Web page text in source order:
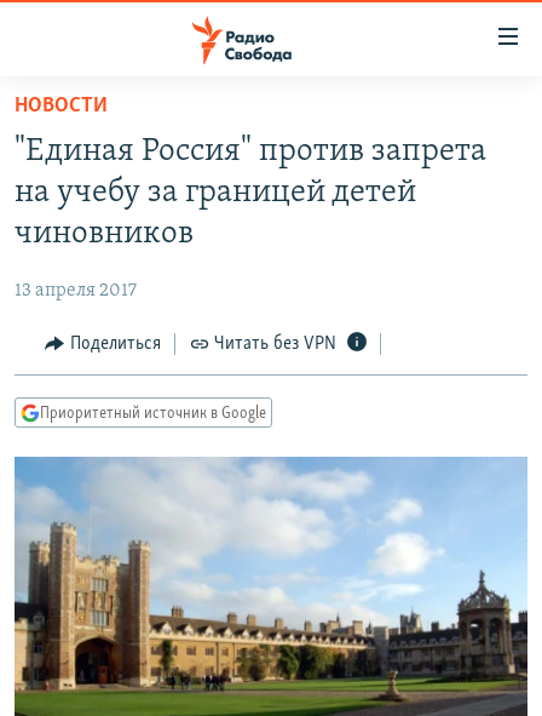
упрощенного
доступа
основному
Вернутся
Вернутся
поиску
ПРОГРАММЫ
ПОДКАСТЫ
АВТОРСКИЕ ПРОЕКТЫ
МНЕНИЯ
КУЛЬТУРА
КАВКАЗ.РЕАЛИИ
СЕВЕР.РЕАЛИИ
СИБИРЬ.РЕАЛИИ
РАСПИСАНИЕ ВЕЩАНИЯ
ПОДПИШИТЕСЬ НА РАССЫЛКУ
СОЦИАЛЬНЫЕ СЕТИ
НОВОСТИ
"Единая Россия" против запрета
на учебу за границей детей
чиновников
13 апреля 2017
Поделиться Читать без VPN
Приоритетный источник в Google